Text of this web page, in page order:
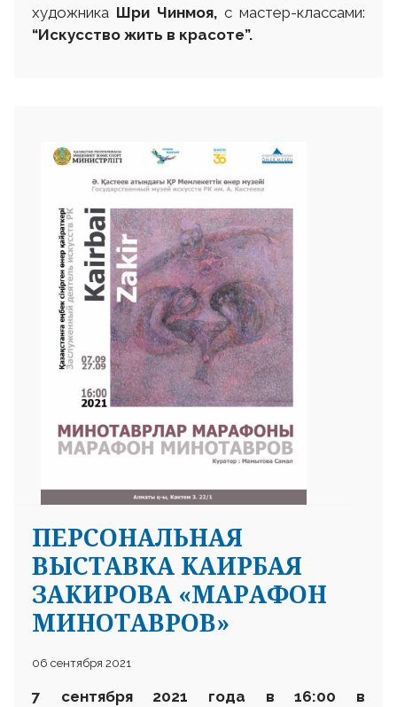
художника Шри Чинмоя, с мастер-классами:
“Искусство жить в красоте”.
ПЕРСОНАЛЬНАЯ
ВЫСТАВКА КАИРБАЯ
ЗАКИРОВА «МАРАФОН
МИНОТАВРОВ»
06 сентября 2021
7 сентября 2021 года в 16:00 в